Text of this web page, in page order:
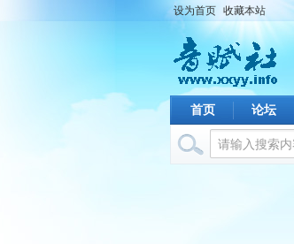
设为首页 收藏本站
首页 论坛